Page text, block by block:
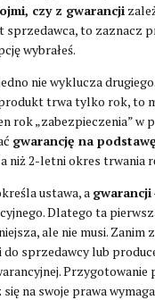
czy z gwarancji
sprzedawca, to zaznacz
wybrałeś.
nie wyklucza
trwa tylko rok, to
rok „zabezpieczenia” w
gwarancję na
niż 2-letni okres trwania
ustawa, a gwarancji
Dlatego ta
ale nie musi. Zanim
do sprzedawcy lub
Przygotowanie
na swoje prawa